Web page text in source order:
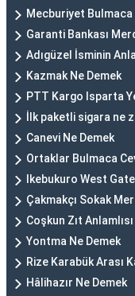
Mecburiyet Bulmaca
Garanti Bankası
Adıgüzel İsminin
Kazmak Ne Demek
PTT Kargo Isparta
İlk paketli sigara ne
Canevi Ne Demek
Ortaklar Bulmaca
Ikebukuro West
Çakmakçı Sokak
Coşkun Zıt
Yontma Ne Demek
Rize Karabük Arası
Hâlihazır Ne Demek